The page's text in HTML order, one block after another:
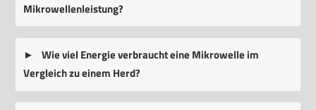
Mikrowellenleistung?
Wie viel Energie verbraucht eine Mikrowelle im
Vergleich zu einem Herd?